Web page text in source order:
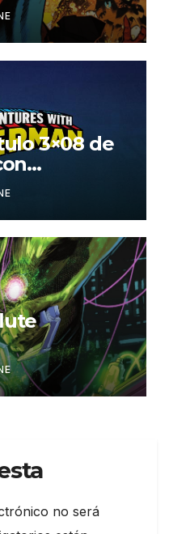
3×08 de
no será